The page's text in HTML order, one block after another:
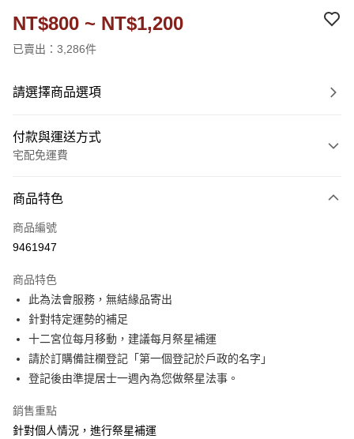
NT$800 ~ NT$1,200
已賣出：3,286件
請選擇商品選項
付款與運送方式
宅配免運費
信用卡一次付款
LINE Pay
街口支付
悠遊付
Google Pay
全盈+PAY
AFTEE先享後付
相關說明
商品特色
商品編號
9461947
商品特色
此為法會服務，無結緣品寄出
針對特定運勢的補足
十二宮位每月移動，建議每月祭星補運
請於訂購備註欄登記「第一個登記於戶政的名字」
登記後由準提居士一週內為您做祭星法事。
銷售重點
針對個人情況，進行祭星補運